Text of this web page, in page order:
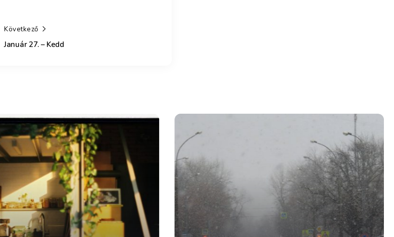
Következő
Január 27. – Kedd